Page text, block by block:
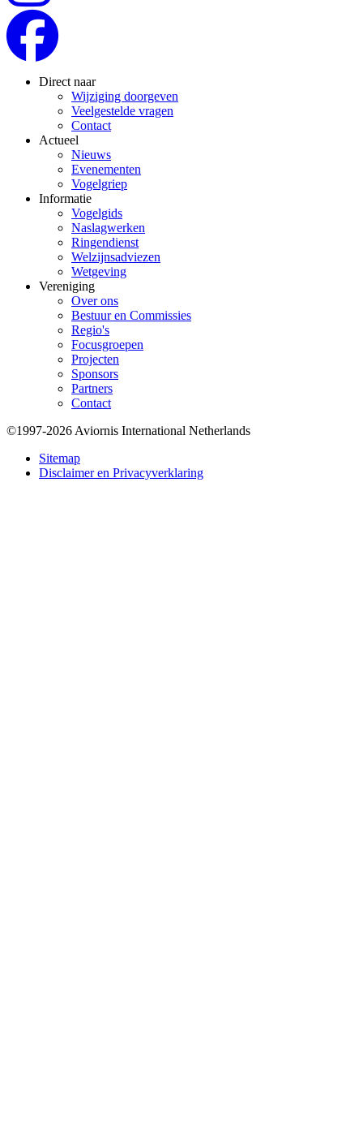
Direct naar
Wijziging doorgeven
Veelgestelde vragen
Contact
Actueel
Nieuws
Evenementen
Vogelgriep
Informatie
Vogelgids
Naslagwerken
Ringendienst
Welzijnsadviezen
Wetgeving
Vereniging
Over ons
Bestuur en Commissies
Regio's
Focusgroepen
Projecten
Sponsors
Partners
Contact
Bottom
©1997-2026 Aviornis International Netherlands
Sitemap
Disclaimer en Privacyverklaring